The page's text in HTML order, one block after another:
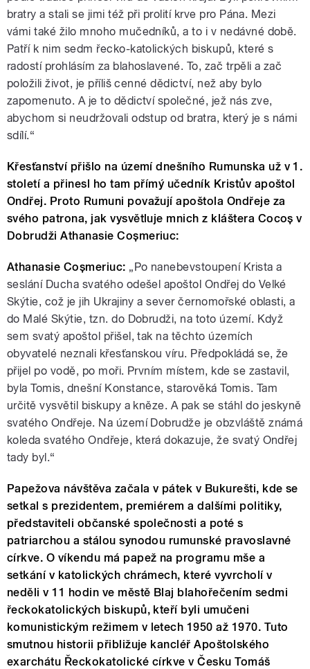
bratry a stali se jimi též při prolití krve pro Pána. Mezi
vámi také žilo mnoho mučedníků, a to i v nedávné době.
Patří k nim sedm řecko-katolických biskupů, které s
radostí prohlásím za blahoslavené. To, zač trpěli a zač
položili život, je příliš cenné dědictví, než aby bylo
zapomenuto. A je to dědictví společné, jež nás zve,
abychom si neudržovali odstup od bratra, který je s námi
sdílí.“
Křesťanství přišlo na území dnešního Rumunska už v 1.
století a přinesl ho tam přímý učedník Kristův apoštol
Ondřej. Proto Rumuni považují apoštola Ondřeje za
svého patrona, jak vysvětluje mnich z kláštera Cocoş v
Dobrudži Athanasie Coşmeriuc:
Athanasie Coşmeriuc: „Po nanebevstoupení Krista a
seslání Ducha svatého odešel apoštol Ondřej do Velké
Skýtie, což je jih Ukrajiny a sever černomořské oblasti, a
do Malé Skýtie, tzn. do Dobrudži, na toto území. Když
sem svatý apoštol přišel, tak na těchto územích
obyvatelé neznali křesťanskou víru. Předpokládá se, že
přijel po vodě, po moři. Prvním místem, kde se zastavil,
byla Tomis, dnešní Konstance, starověká Tomis. Tam
určitě vysvětil biskupy a kněze. A pak se stáhl do jeskyně
svatého Ondřeje. Na území Dobrudže je obzvláště známá
koleda svatého Ondřeje, která dokazuje, že svatý Ondřej
tady byl.“
Papežova návštěva začala v pátek v Bukurešti, kde se
setkal s prezidentem, premiérem a dalšími politiky,
představiteli občanské společnosti a poté s
patriarchou a stálou synodou rumunské pravoslavné
církve. O víkendu má papež na programu mše a
setkání v katolických chrámech, které vyvrcholí v
neděli v 11 hodin ve městě Blaj blahořečením sedmi
řeckokatolických biskupů, kteří byli umučeni
komunistickým režimem v letech 1950 až 1970. Tuto
smutnou historii přibližuje kancléř Apoštolského
exarchátu Řeckokatolické církve v Česku Tomáš